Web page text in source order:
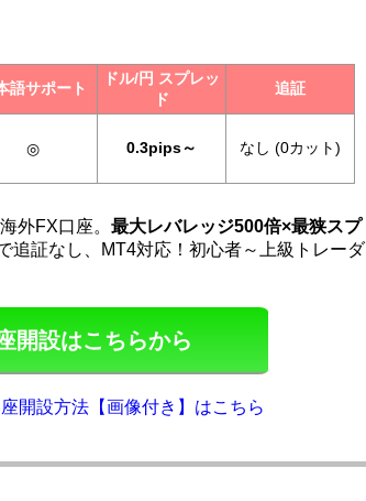
語サポート
ドル/円 スプレッ
ド
追証
◎ 0.3pips～ なし (0カット)
外FX口座。 最大レバレッジ500倍×最狭スプ
追証なし、MT4対応！初心者～上級トレーダ
開設はこちらから
開設方法【画像付き】はこちら